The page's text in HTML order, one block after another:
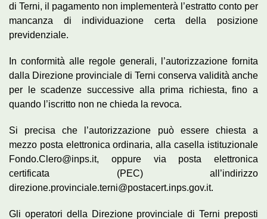
di Terni, il pagamento non implementerà l’estratto conto per
mancanza di individuazione certa della posizione
previdenziale.
In conformità alle regole generali, l’autorizzazione fornita
dalla Direzione provinciale di Terni conserva validità anche
per le scadenze successive alla prima richiesta, fino a
quando l’iscritto non ne chieda la revoca.
Si precisa che l’autorizzazione può essere chiesta a
mezzo posta elettronica ordinaria, alla casella istituzionale
Fondo.Clero@inps.it, oppure via posta elettronica
certificata (PEC) all’indirizzo
direzione.provinciale.terni@postacert.inps.gov.it.
Gli operatori della Direzione provinciale di Terni preposti